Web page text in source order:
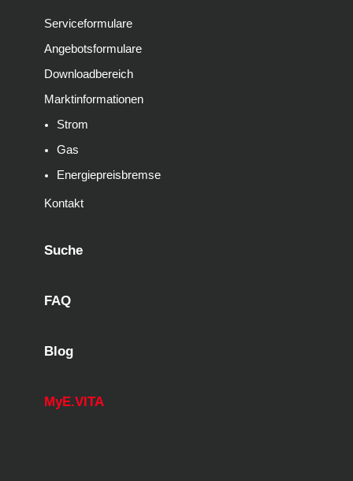
Serviceformulare
Angebotsformulare
Downloadbereich
Marktinformationen
Strom
Gas
Energiepreisbremse
Kontakt
Suche
FAQ
Blog
MyE.VITA